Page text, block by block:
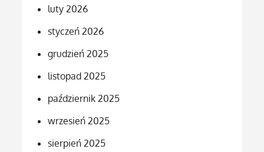
luty 2026
styczeń 2026
grudzień 2025
listopad 2025
październik 2025
wrzesień 2025
sierpień 2025